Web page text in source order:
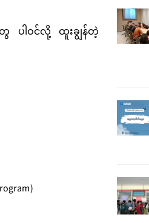
ပါဝင်လို့ ထူးချွန်တဲ့